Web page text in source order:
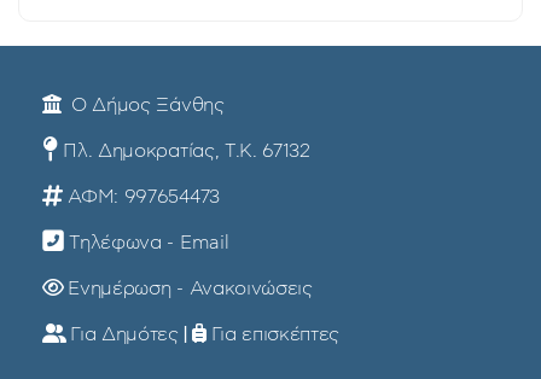
Ο Δήμος Ξάνθης
Πλ. Δημοκρατίας, Τ.Κ. 67132
ΑΦΜ: 997654473
Τηλέφωνα - Email
Ενημέρωση - Ανακοινώσεις
Για Δημότες | Για επισκέπτες